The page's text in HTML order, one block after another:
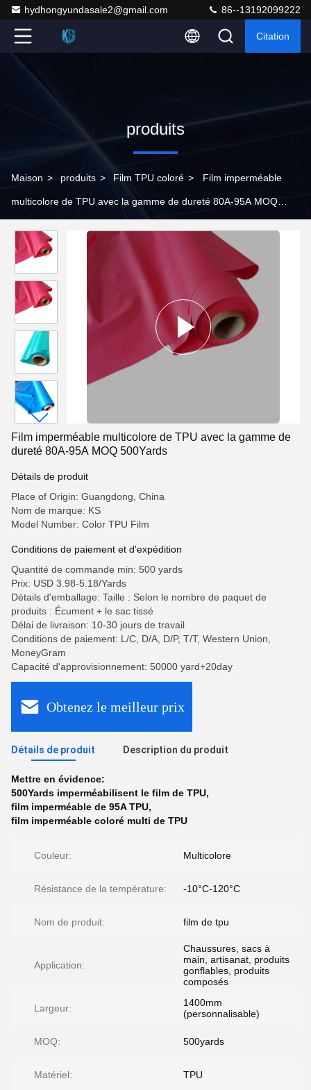
hydhongyundasale2@gmail.com 86--13192099222
Citation
produits
Maison > produits > Film TPU coloré > Film imperméable
multicolore de TPU avec la gamme de dureté 80A-95A MOQ
Film imperméable multicolore de TPU avec la gamme de
dureté 80A-95A MOQ 500Yards
Détails de produit
Place of Origin: Guangdong, China
Nom de marque: KS
Model Number: Color TPU Film
Conditions de paiement et d'expédition
Quantité de commande min: 500 yards
Prix: USD 3.98-5.18/Yards
Détails d'emballage: Taille : Selon le nombre de paquet de
produits : Écument + le sac tissé
Délai de livraison: 10-30 jours de travail
Conditions de paiement: L/C, D/A, D/P, T/T, Western Union,
MoneyGram
Capacité d'approvisionnement: 50000 yard+20day
Obtenez le meilleur prix
Détails de produit Description du produit
Mettre en évidence:
500Yards imperméabilisent le film de TPU,
film imperméable de 95A TPU,
film imperméable coloré multi de TPU
Couleur: Multicolore
Résistance de la température: -10°C-120°C
Nom de produit: film de tpu
Application:
Chaussures, sacs à
main, artisanat, produits
gonflables, produits
composés
Largeur:
1400mm
(personnalisable)
MOQ: 500yards
Matériel: TPU